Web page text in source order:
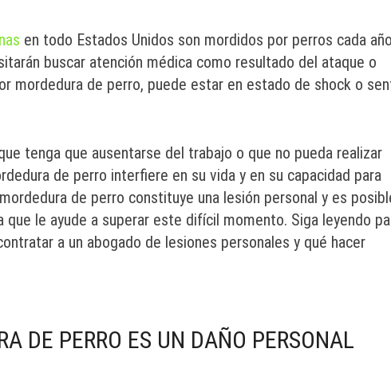
en todo Estados Unidos son mordidos por perros cada
buscar atención médica como resultado del ataque o
mordedura de perro, puede estar en estado de shock o
tenga que ausentarse del trabajo o que no pueda realizar
de perro interfiere en su vida y en su capacidad para
de perro constituye una lesión personal y es
le ayude a superar este difícil momento. Siga leyendo
a un abogado de lesiones personales y qué hacer
DE PERRO ES UN DAÑO PERSONAL